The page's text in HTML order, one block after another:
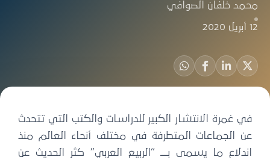
محمد خلفان الصوافي
12 أبريل 2020
في غمرة الانتشار الكبير للدراسات والكتب التي تتحدث
عن الجماعات المتطرفة في مختلف أنحاء العالم منذ
اندلاع ما يسمى بــــ “الربيع العربي” كثر الحديث عن